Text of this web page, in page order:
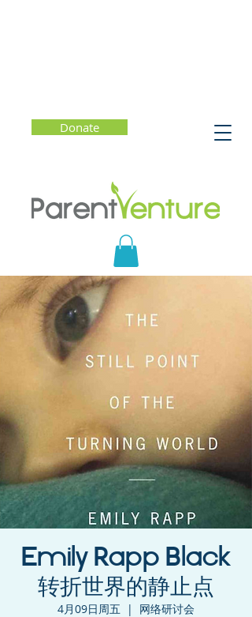
Donate
Emily Rapp Black
转折世界的静止点
4月09日周五
  |
网络研讨会